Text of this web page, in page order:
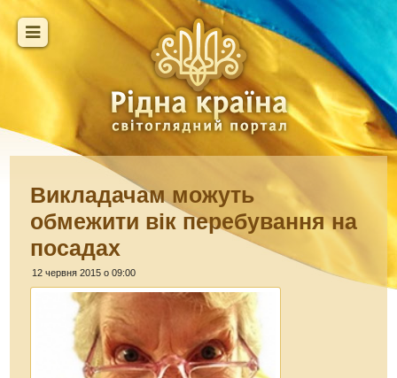
Викладачам можуть
обмежити вік перебування на
посадах
12 червня 2015 о 09:00